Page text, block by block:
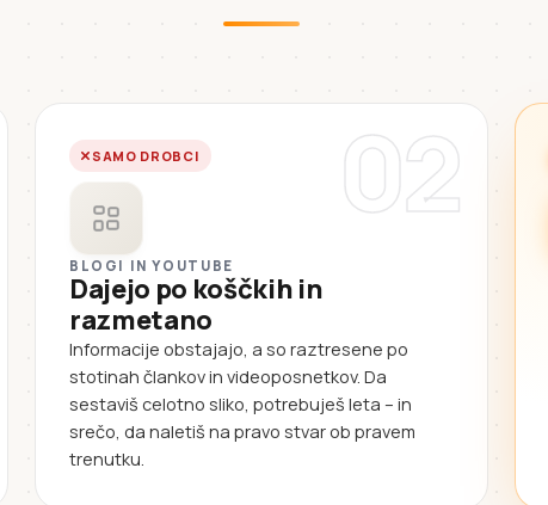
02
SAMO DROBCI
BLOGI IN YOUTUBE
Dajejo po koščkih in
razmetano
Informacije obstajajo, a so raztresene po
stotinah člankov in videoposnetkov. Da
sestaviš celotno sliko, potrebuješ leta – in
srečo, da naletiš na pravo stvar ob pravem
trenutku.